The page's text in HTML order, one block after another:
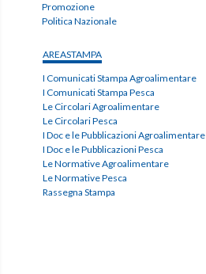
Promozione
Politica Nazionale
AREASTAMPA
I Comunicati Stampa Agroalimentare
I Comunicati Stampa Pesca
Le Circolari Agroalimentare
Le Circolari Pesca
I Doc e le Pubblicazioni Agroalimentare
I Doc e le Pubblicazioni Pesca
Le Normative Agroalimentare
Le Normative Pesca
Rassegna Stampa